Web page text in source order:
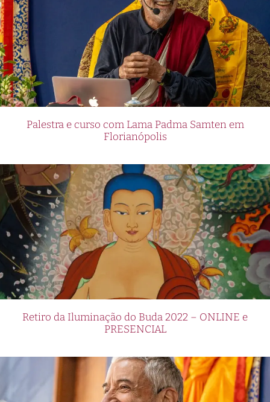
Palestra e curso com Lama Padma Samten em
Florianópolis
Retiro da Iluminação do Buda 2022 – ONLINE e
PRESENCIAL